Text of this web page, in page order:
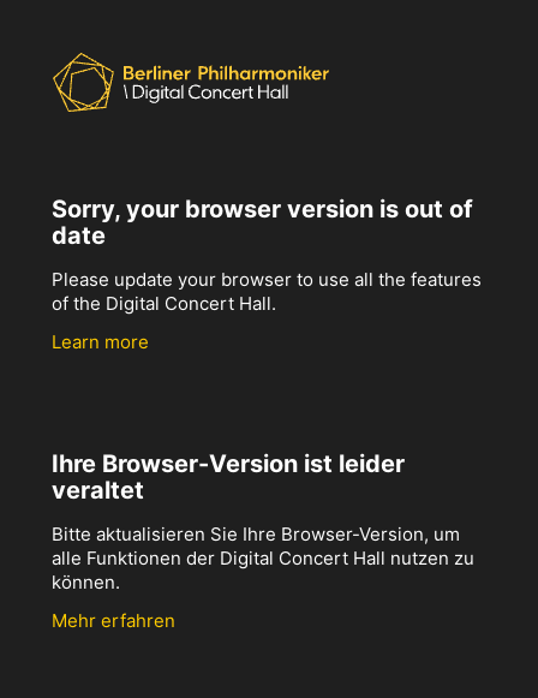
Sorry, your browser version is out of
date
Please update your browser to use all the features
of the Digital Concert Hall.
Learn more
Ihre Browser-Version ist leider
veraltet
Bitte aktualisieren Sie Ihre Browser-Version, um
alle Funktionen der Digital Concert Hall nutzen zu
können.
Mehr erfahren